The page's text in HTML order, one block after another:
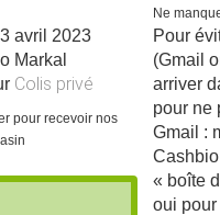
avril 2023
Markal
Colis privé
pour recevoir nos
Ne
Pour
(Gmail
arriver
pour ne
Gmail :
« boîte
oui